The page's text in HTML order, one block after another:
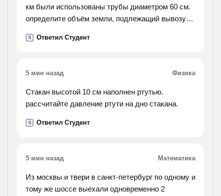
км были использованы трубы диаметром 60 см.
определите объём земли, подлежащий вывозу
S Ответил Студент
5 мин назад Физика
Стакан высотой 10 см наполнен ртутью.
рассчитайте давление ртути на дно стакана.
S Ответил Студент
5 мин назад Математика
Из москвы и твери в санкт-петербург по одному и
тому же шоссе выехали одновременно 2